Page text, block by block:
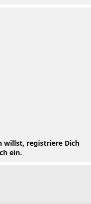
willst, registriere Dich
ein.